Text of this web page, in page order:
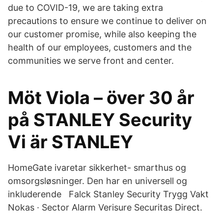
due to COVID-19, we are taking extra
precautions to ensure we continue to deliver on
our customer promise, while also keeping the
health of our employees, customers and the
communities we serve front and center.
Möt Viola – över 30 år
på STANLEY Security
Vi är STANLEY
HomeGate ivaretar sikkerhet- smarthus og
omsorgsløsninger. Den har en universell og
inkluderende Falck Stanley Security Trygg Vakt
Nokas · Sector Alarm Verisure Securitas Direct.